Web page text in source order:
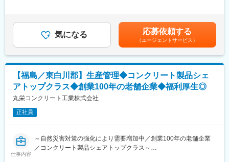
・包装業大手の株式会社高速のグループ企業で安定性抜群！
・コロナ禍以降、通販需要などの高まりから輸送関連業の需要が
高まっており、同社も右肩上がりの成長を遂げています。
・年休120日以上でワークライフバランス安定！
変更の範囲：会社の定める業務
■入出庫業務のシステム処理
■GMP関連業務（SOP制定、改訂、逸脱処理等）
【働く環境】
■有給休暇取得率70％超
■平均残業時間20時間程／月（全社的に残業抑制に取り組んでい
ます）
■フレックス勤務可
■産休育休取得実績◎（男性育休も有）
【転居に関するサポート】
遠方で通勤が難しく、転居が発生する場合は下記手当などサポー
選考を通じて上下する可能性があります。月給(月額)は固定手当を
含めた表記です。
気になる 応募依頼する
（エージェントサービス）
【福島／東白川郡】生産管理◆コンクリート製品シェ
アトップクラス◆創業100年の老舗企業◆福利厚生◎
丸栄コンクリート工業株式会社
正社員
仕事内容
～自然災害対策の強化により需要増加中／創業100年の老舗企業
／コンクリート製品シェアトップクラス～